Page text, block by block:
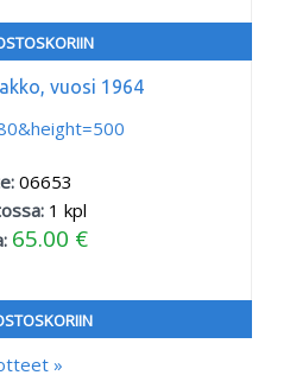
vuosi 1964
06653
1 kpl
65.00 €
»